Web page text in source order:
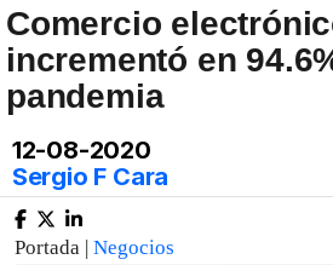
Comercio
incrementó en
pandemia
12-08-2020
Sergio F Cara
Portada | Negocios